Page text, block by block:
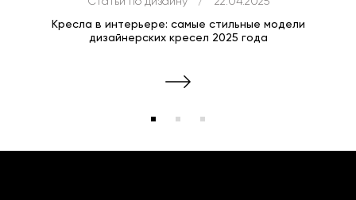
Кресла в интерьере: самые стильные модели
дизайнерских кресел 2025 года